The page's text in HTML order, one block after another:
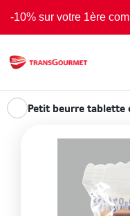
-10% sur votre 1ère
Petit beurre tablette